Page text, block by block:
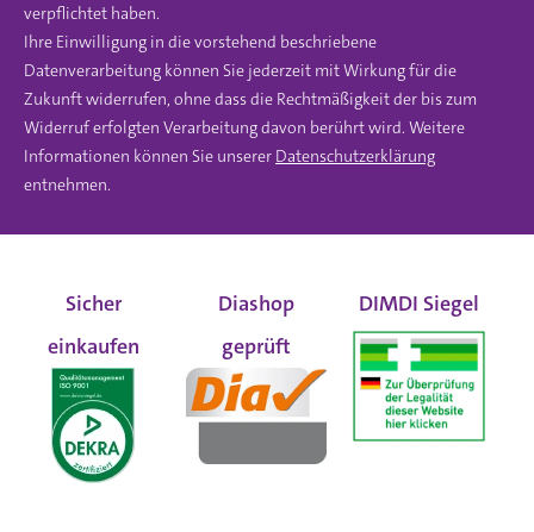
verpflichtet haben.
Ihre Einwilligung in die vorstehend beschriebene
Datenverarbeitung können Sie jederzeit mit Wirkung für die
Zukunft widerrufen, ohne dass die Rechtmäßigkeit der bis zum
Widerruf erfolgten Verarbeitung davon berührt wird. Weitere
Informationen können Sie unserer Datenschutzerklärung
entnehmen.
Sicher
einkaufen
Diashop
geprüft
DIMDI Siegel